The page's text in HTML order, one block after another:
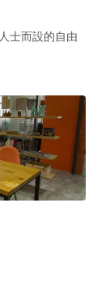
士而設的自由